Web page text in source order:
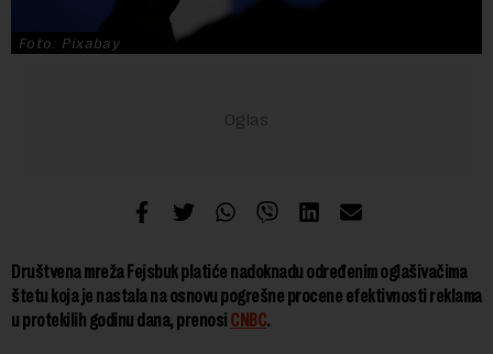
Foto: Pixabay
Društvena mreža Fejsbuk platiće nadoknadu određenim oglašivačima
štetu koja je nastala na osnovu pogrešne procene efektivnosti reklama
u protekilih godinu dana, prenosi CNBC.